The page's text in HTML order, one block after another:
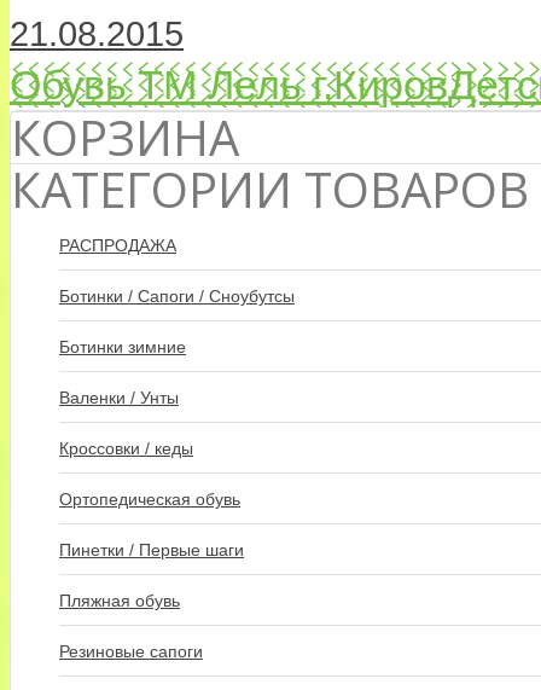
21.08.2015
Обувь ТМ Лель г.Киров
КОРЗИНА
КАТЕГОРИИ ТОВАРОВ
РАСПРОДАЖА
Ботинки / Сапоги / Сноубутсы
Ботинки зимние
Валенки / Унты
Кроссовки / кеды
Ортопедическая обувь
Пинетки / Первые шаги
Пляжная обувь
Резиновые сапоги